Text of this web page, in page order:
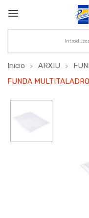
Inicio ARXIU
FUNDA